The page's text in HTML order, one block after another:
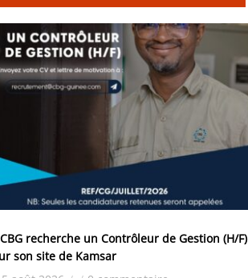
recherche un Contrôleur de Gestion (H/F)
son site de Kamsar